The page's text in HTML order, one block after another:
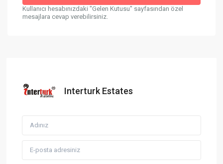
Kullanıcı hesabınızdaki "Gelen Kutusu" sayfasından özel
mesajlara cevap verebilirsiniz.
Interturk Estates